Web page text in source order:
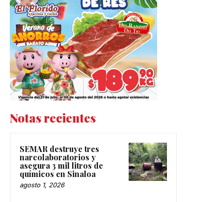
Notas recientes
SEMAR destruye tres
narcolaboratorios y
asegura 3 mil litros de
químicos en Sinaloa
agosto 1, 2026